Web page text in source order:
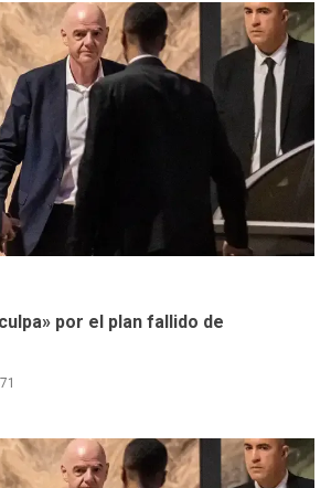
por el plan fallido de